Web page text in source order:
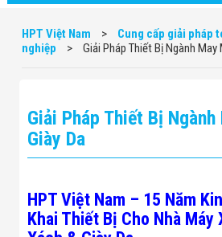
HPT Việt Nam >
Cung cấp giải pháp
nghiệp
> Giải Pháp Thiết Bị Ngành May
Giải Pháp Thiết Bị
Giày Da
HPT Việt Nam – 15 Năm
Khai Thiết Bị Cho Nhà Máy